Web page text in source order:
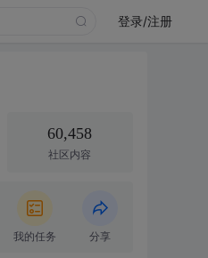
登录/注册
60,458
社区内容
我的任务 分享